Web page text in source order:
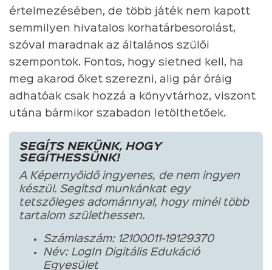
értelmezésében, de több játék nem kapott
semmilyen hivatalos korhatárbesorolást,
szóval maradnak az általános szülői
szempontok. Fontos, hogy sietned kell, ha
meg akarod őket szerezni, alig pár óráig
adhatóak csak hozzá a könyvtárhoz, viszont
utána bármikor szabadon letölthetőek.
SEGÍTS NEKÜNK, HOGY
SEGÍTHESSÜNK!
A Képernyőidő ingyenes, de nem ingyen
készül. Segítsd munkánkat egy
tetszőleges adománnyal, hogy minél több
tartalom születhessen.
Számlaszám: 12100011-19129370
Név: LogIn Digitális Edukáció
Egyesület